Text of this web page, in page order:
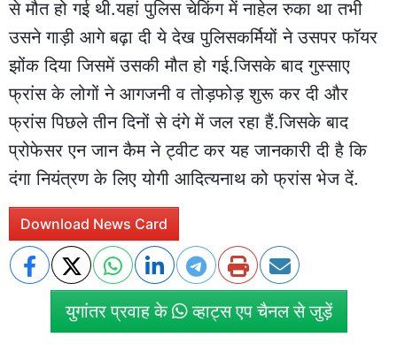
से मौत हो गई थी.यहां पुलिस चेकिंग में नाहेल रुका था तभी
उसने गाड़ी आगे बढ़ा दी ये देख पुलिसकर्मियों ने उसपर फॉयर
झोंक दिया जिसमें उसकी मौत हो गई.जिसके बाद गुस्साए
फ्रांस के लोगों ने आगजनी व तोड़फोड़ शुरू कर दी और
फ्रांस पिछले तीन दिनों से दंगे में जल रहा हैं.जिसके बाद
प्रोफेसर एन जान कैम ने ट्वीट कर यह जानकारी दी है कि
दंगा नियंत्रण के लिए योगी आदित्यनाथ को फ्रांस भेज दें.
Download News Card
युगांतर प्रवाह के व्हाट्स एप चैनल से जुड़ें